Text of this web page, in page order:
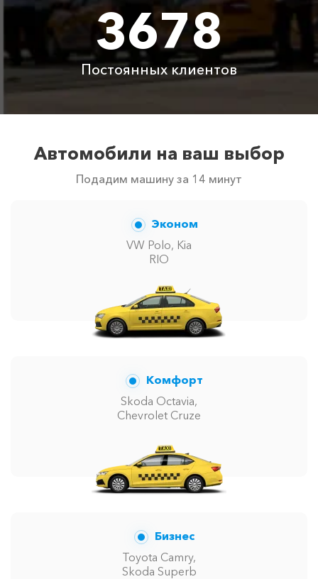
Цены по акции ограничены количеством свободных
автомобилей в г Геленджик. Точную цену вам
сообщит менеджер при заказе.
3678
Постоянных клиентов
Автомобили на ваш выбор
Подадим машину за 14 минут
Эконом
VW Polo, Kia
RIO
Комфорт
Skoda Octavia,
Chevrolet Cruze
Бизнес
Toyota Camry,
Skoda Superb